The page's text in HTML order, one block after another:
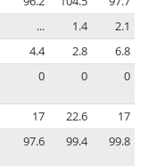
... 1.4
2.1
4.4 2.8
6.8
0 0 0
17 22.6
17
97.6 99.4 99.8